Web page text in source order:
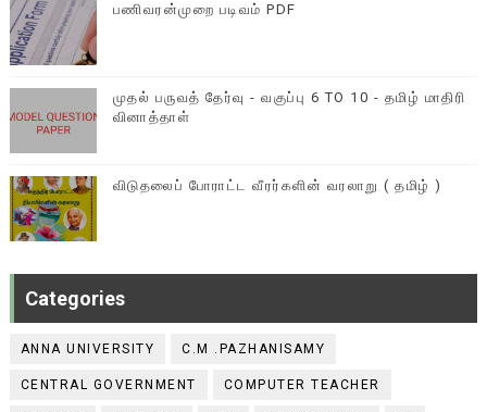
பணிவரன்முறை படிவம் PDF
முதல் பருவத் தேர்வு - வகுப்பு 6 TO 10 - தமிழ் மாதிரி
வினாத்தாள்
விடுதலைப் போராட்ட வீரர்களின் வரலாறு ( தமிழ் )
Categories
ANNA UNIVERSITY C.M .PAZHANISAMY
CENTRAL GOVERNMENT COMPUTER TEACHER